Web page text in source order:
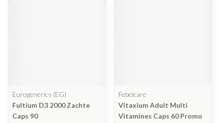
Eurogenerics (EG)
Fultium D3 2000 Zachte
Caps 90
Febelcare
Vitaxium Adult Multi
Vitamines Caps 60 Promo